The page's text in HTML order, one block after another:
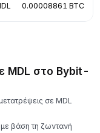
0.00008861 BTC
MDL στο Bybit-
σε MDL
βάση τη ζωντανή